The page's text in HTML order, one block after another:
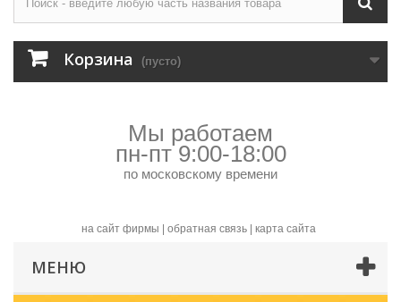
Корзина (пусто)
Мы работаем
пн-пт 9:00-18:00
по московскому времени
на сайт фирмы обратная связь карта сайта
МЕНЮ